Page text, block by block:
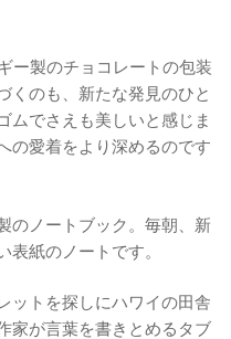
ー製のチョコレートの包装
くのも、新たな発見のひと
ムでさえも美しいと感じま
の愛着をより深めるのです
のノートブック。毎朝、新
表紙のノートです。
ットを探しにハワイの田舎
家が言葉を書きとめるタブ